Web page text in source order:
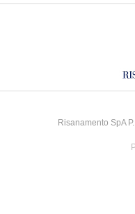
Risanamento SpA